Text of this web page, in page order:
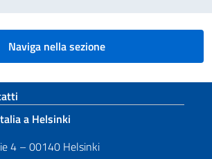
Naviga nella sezione
a Helsinki
4 – 00140 Helsinki